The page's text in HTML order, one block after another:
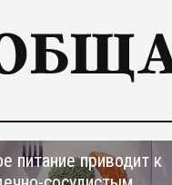
питание приводит к